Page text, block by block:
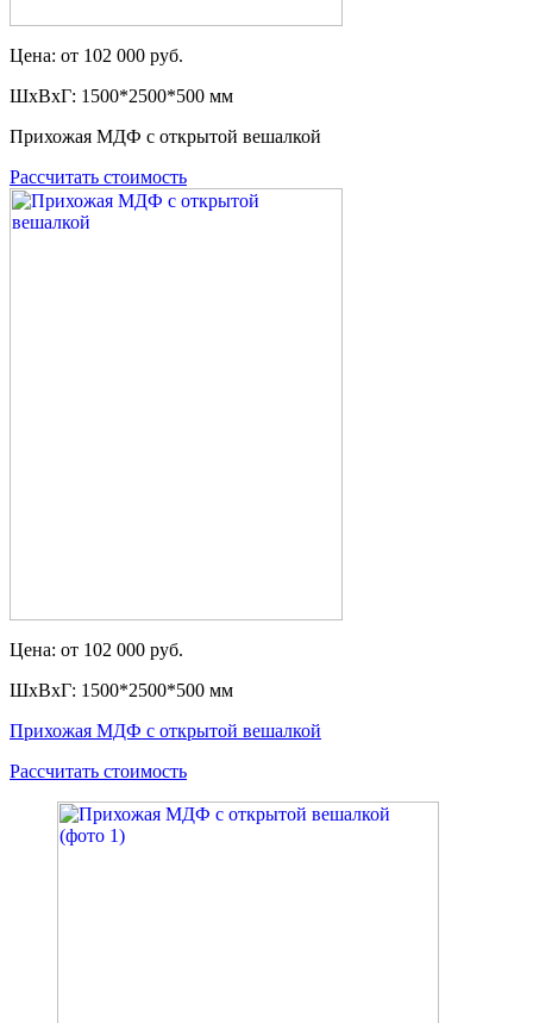
Цена: от 102 000 руб.
ШxВxГ: 1500*2500*500 мм
Прихожая МДФ с открытой вешалкой
Рассчитать стоимость
Цена: от 102 000 руб.
ШxВxГ: 1500*2500*500 мм
Прихожая МДФ с открытой вешалкой
Рассчитать стоимость